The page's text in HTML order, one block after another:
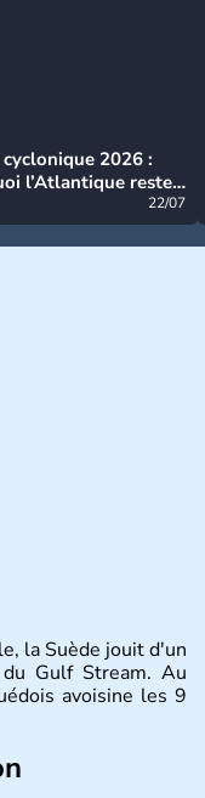
cyclonique 2026 :
l’Atlantique reste
22/07
la Suède jouit d'un
Gulf Stream. Au
avoisine les 9